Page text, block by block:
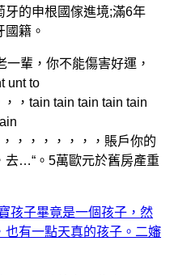
牙的申根國傢進境;滿6年
國籍。
輩，你不能傷害好運，
unt to
，tain tain tain tain tain
，，，，，，，賬戶你的
去…“。5萬歐元於舊房產重
孩子畢竟是一個孩子，然
有一點天真的孩子。二嬸